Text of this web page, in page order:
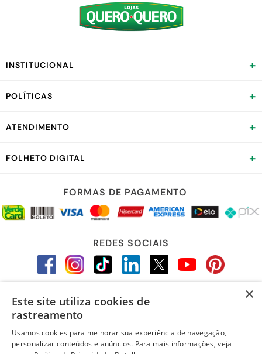
INSTITUCIONAL +
POLÍTICAS +
ATENDIMENTO +
FOLHETO DIGITAL +
FORMAS DE PAGAMENTO
REDES SOCIAIS
LOJA SEGURA
×
Este site utiliza cookies de
rastreamento
Usamos cookies para melhorar sua experiência de navegação,
personalizar conteúdos e anúncios. Para mais informações, veja